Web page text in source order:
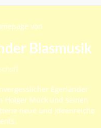
von
Blasmusik
Egerländer
Holger Mück und seinen
neue und ideenreiche